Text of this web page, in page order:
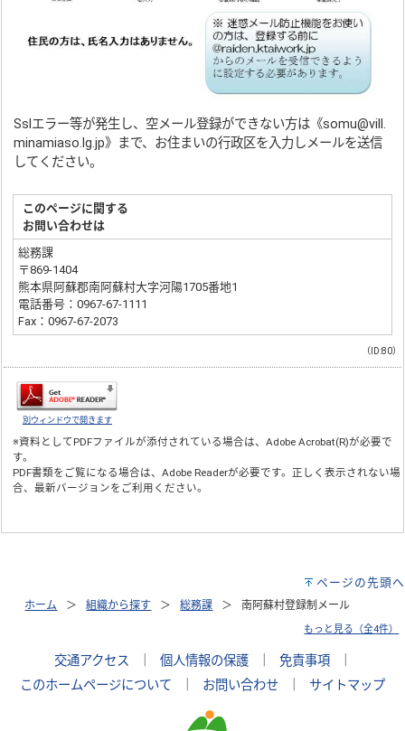
Sslエラー等が発生し、空メール登録ができない方は《somu@vill.
minamiaso.lg.jp》まで、お住まいの行政区を入力しメールを送信
してください。
このページに関する
お問い合わせは
総務課
〒869-1404
熊本県阿蘇郡南阿蘇村大字河陽1705番地1
電話番号：0967-67-1111
Fax：0967-67-2073
（ID:80）
別ウィンドウで開きます
※資料としてPDFファイルが添付されている場合は、Adobe Acrobat(R)が必要で
す。
PDF書類をご覧になる場合は、Adobe Readerが必要です。正しく表示されない場
合、最新バージョンをご利用ください。
ページの先頭へ
ホーム 組織から探す 総務課 南阿蘇村登録制メール
もっと見る（全4件）
交通アクセス 個人情報の保護 免責事項
このホームページについて
お問い合わせ サイトマップ